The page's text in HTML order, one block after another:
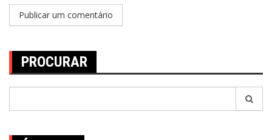
PROCURAR